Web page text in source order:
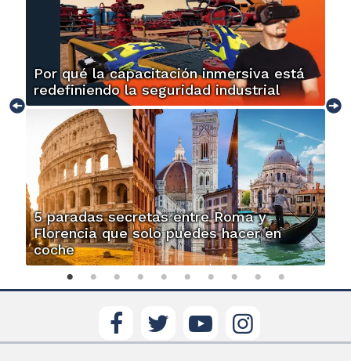
Por qué la capacitación inmersiva está
redefiniendo la seguridad industrial
5 paradas secretas entre Roma y
Florencia que solo puedes hacer en
coche